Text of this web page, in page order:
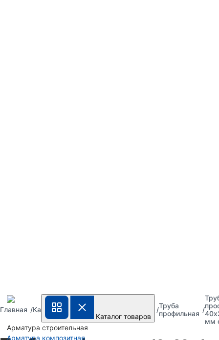
Каталог товаров
Арматура строительная
Арматура композитная
Главная Каталог
Труба
металлическая
стальная
Труба
профильная
мм